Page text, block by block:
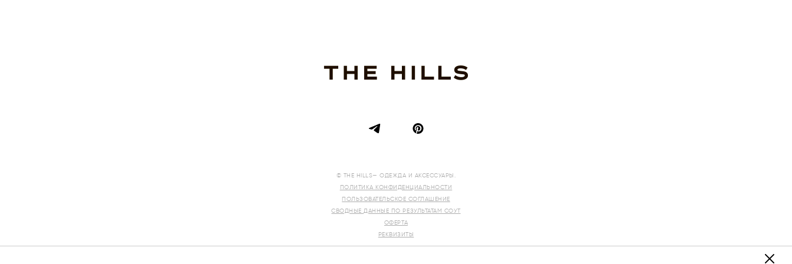
© THE HILLS— ОДЕЖДА И АКСЕССУАРЫ.
ПОЛИТИКА КОНФИДЕНЦИАЛЬНОСТИ
ПОЛЬЗОВАТЕЛЬСКОЕ СОГЛАШЕНИЕ
СВОДНЫЕ ДАННЫЕ ПО РЕЗУЛЬТАТАМ СОУТ
ОФЕРТА
РЕКВИЗИТЫ